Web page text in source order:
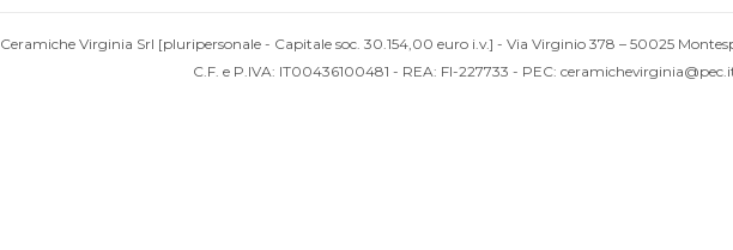
Ceramiche Virginia Srl [pluripersonale - Capitale soc. 30.154,00 euro i.v.] - Via Virginio 378 – 50025
C.F. e P.IVA: IT00436100481 - REA: FI-227733 - PEC: